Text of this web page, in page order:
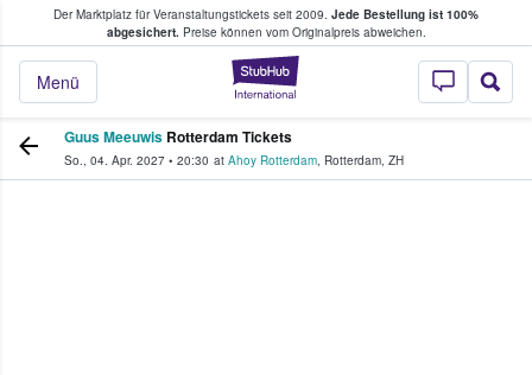
Der Marktplatz für Veranstaltungstickets seit 2009. Jede Bestellung ist 100%
abgesichert.Preise können vom Originalpreis abweichen.
StubHub - Wo
Menü
Tickets kaufen & verkaufen
Guus Meeuwis Rotterdam Tickets
So., 04. Apr. 2027 • 20:30 at Ahoy Rotterdam, Rotterdam, ZH